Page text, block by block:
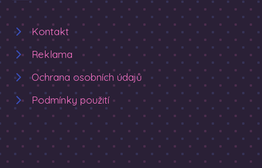
Kontakt
Reklama
Ochrana osobních údajů
Podmínky použití